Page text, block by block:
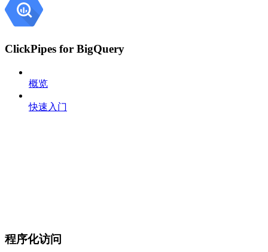
ClickPipes for BigQuery
概览
快速入门
程序化访问